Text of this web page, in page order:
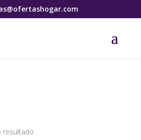
resultado